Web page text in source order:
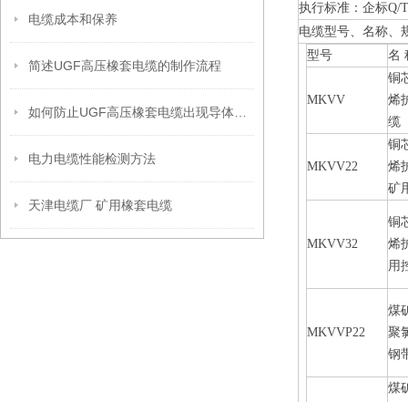
电缆成本和保养
简述UGF高压橡套电缆的制作流程
电力电缆性能检测方法
天津电缆厂 矿用橡套电缆
执行标准：企标Q/
电缆型号、名称、
型号
名
MKVV
铜
烯
缆
MKVV22
铜
烯
矿
MKVV32
铜
烯
用
MKVVP22
煤
聚
钢
煤